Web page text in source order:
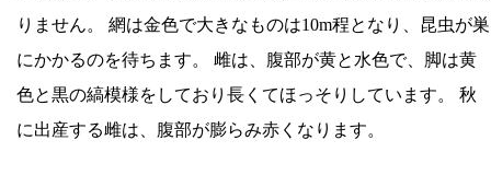
りません。 網は金色で大きなものは10m程となり、昆虫が巣
にかかるのを待ちます。 雌は、腹部が黄と水色で、脚は黄
色と黒の縞模様をしており長くてほっそりしています。 秋
に出産する雌は、腹部が膨らみ赤くなります。